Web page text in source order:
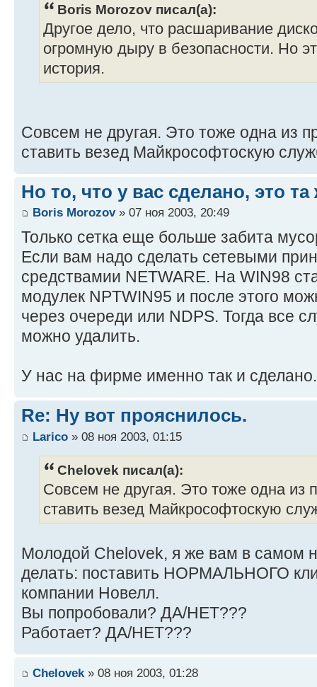
Boris Morozov писал(а):
Другое дело, что расшаривание
огромную дыру в безопасности. Но
история.
Совсем не другая. Это тоже одна из
ставить везед Майкрософтоскую
Но то, что у вас сделано, это
Boris Morozov» 07 ноя 2003, 20:49
Только сетка еще больше забита
Если вам надо сделать сетевыми
средствамии NETWARE. На WIN98
модулек NPTWIN95 и после этого
через очереди или NDPS. Тогда все
можно удалить.
У нас на фирме именно так и сделано.
Re: Ну вот прояснилось.
Larico » 08 ноя 2003, 01:15
Chelovek писал(а):
Совсем не другая. Это тоже одна из
ставить везед Майкрософтоскую
Молодой Chelovek, я же вам в самом
делать: поставить НОРМАЛЬНОГО
компании Новелл.
Вы попробовали? ДА/НЕТ???
Работает? ДА/НЕТ???
Chelovek » 08 ноя 2003, 01:28